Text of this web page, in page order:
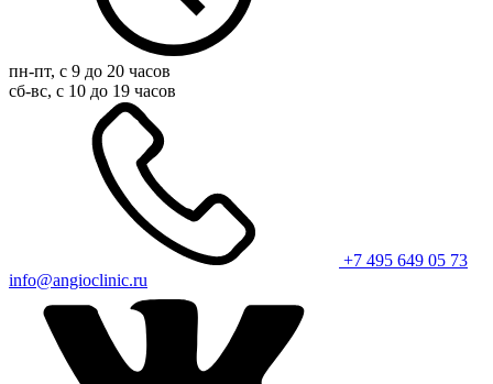
пн-пт, с 9 до 20 часов
сб-вс, с 10 до 19 часов
+7 495 649 05 73
info@angioclinic.ru